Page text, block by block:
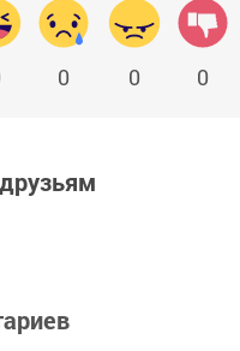
0 0 0